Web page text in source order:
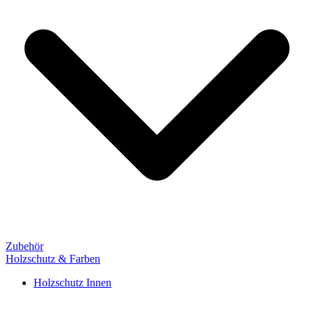
Zubehör
Holzschutz & Farben
Holzschutz Innen